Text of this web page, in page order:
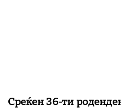
Среќен 36-ти